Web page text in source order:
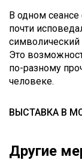
В одном
почти
Это
по-разному
человеке.
ВЫСТАВКА В
Другие